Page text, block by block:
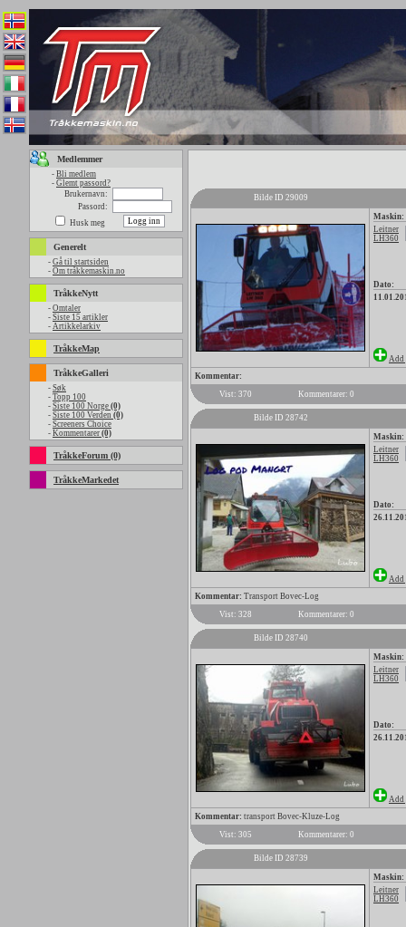
Medlemmer
- Bli medlem
- Glemt passord?
Brukernavn:
Passord:
Husk meg
Generelt
- Gå til startsiden
- Om tråkkemaskin.no
TråkkeNytt
- Omtaler
- Siste 15 artikler
- Artikkelarkiv
TråkkeMap
TråkkeGalleri
- Søk
- Topp 100
- Siste 100 Norge (0)
- Siste 100 Verden (0)
- Screeners Choice
- Kommentarer (0)
TråkkeForum (0)
TråkkeMarkedet
Bilde ID 29009
Maskin:
Leitner
LH360
Dato:
Add
Kommentar:
Vist: 370
Kommentarer: 0
Bilde ID 28742
Maskin:
Leitner
LH360
Dato:
Add
Kommentar: Transport Bovec-Log
Vist: 328
Kommentarer: 0
Bilde ID 28740
Maskin:
Leitner
LH360
Dato:
Add
Kommentar: transport Bovec-Kluze-Log
Vist: 305
Kommentarer: 0
Bilde ID 28739
Maskin:
Leitner
LH360